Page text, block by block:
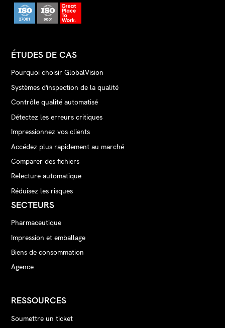
ÉTUDES DE CAS
Pourquoi choisir GlobalVision
Systèmes d'inspection de la qualité
Contrôle qualité automatisé
Détectez les erreurs critiques
Impressionnez vos clients
Accédez plus rapidement au marché
Comparer des fichiers
Relecture automatique
Réduisez les risques
SECTEURS
Pharmaceutique
Impression et emballage
Biens de consommation
Agence
RESSOURCES
Soumettre un ticket